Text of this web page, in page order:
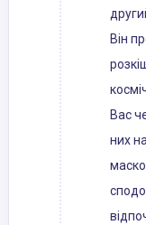
Він
Вас
них